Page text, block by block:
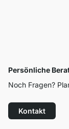
Persönliche
Noch Fragen?
Kontakt